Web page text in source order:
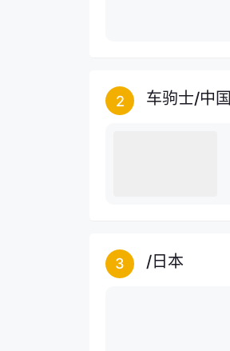
2 车驹士/中国
3 / 日本